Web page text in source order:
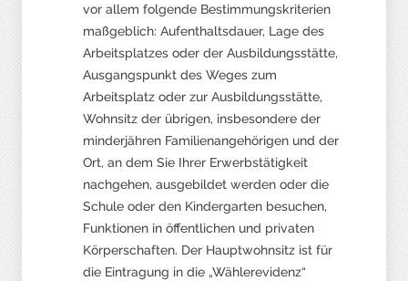
vor allem folgende Bestimmungskriterien
maßgeblich: Aufenthaltsdauer, Lage des
Arbeitsplatzes oder der Ausbildungsstätte,
Ausgangspunkt des Weges zum
Arbeitsplatz oder zur Ausbildungsstätte,
Wohnsitz der übrigen, insbesondere der
minderjähren Familienangehörigen und der
Ort, an dem Sie Ihrer Erwerbstätigkeit
nachgehen, ausgebildet werden oder die
Schule oder den Kindergarten besuchen,
Funktionen in öffentlichen und privaten
Körperschaften. Der Hauptwohnsitz ist für
die Eintragung in die „Wählerevidenz“